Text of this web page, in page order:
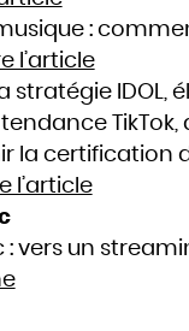
musique :
l’article
stratégie IDOL,
TikTok,
la certification
l’article
: vers un